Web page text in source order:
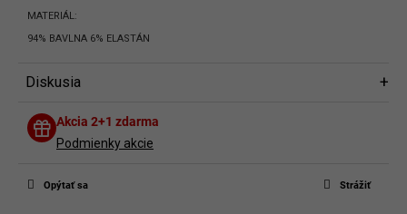
Akcia 2+1 zdarma
Podmienky akcie
Opýtať sa Strážiť
MATERIÁL:
94% BAVLNA 6% ELASTÁN
Diskusia
Diskusia
Buďte prvý, kto napíše príspevok k tejto položke.
sa
alebo sa